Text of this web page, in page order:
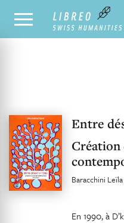
UNSER KATALOG
Entre
Création
Baracchini Leïla
En 1990, à